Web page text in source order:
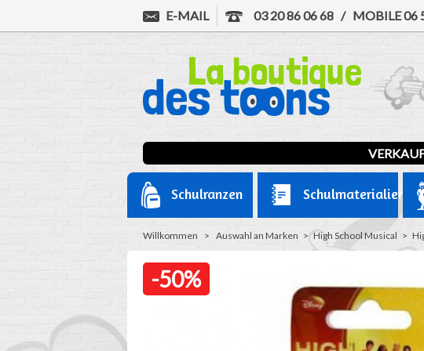
E-MAIL 03 20 86 06 68 / MOBILE06
Schulranzen Schulmaterialien
Willkommen > Auswahl an Marken > High School Musical >
-50%